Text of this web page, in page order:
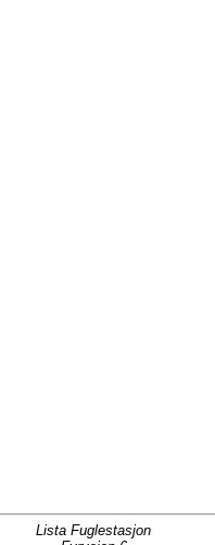
Lista Fuglestasjon